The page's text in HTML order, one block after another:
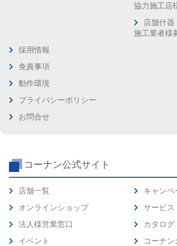
協力施工店
店舗什器
施工業者様
採用情報
免責事項
動作環境
プライバシーポリシー
お問合せ
コーナン公式サイト
店舗一覧
オンラインショップ
法人様営業窓口
イベント
キャンペ
サービス
カタログ
コーナン